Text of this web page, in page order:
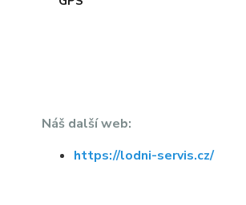
Náš další web:
https://lodni-servis.cz/